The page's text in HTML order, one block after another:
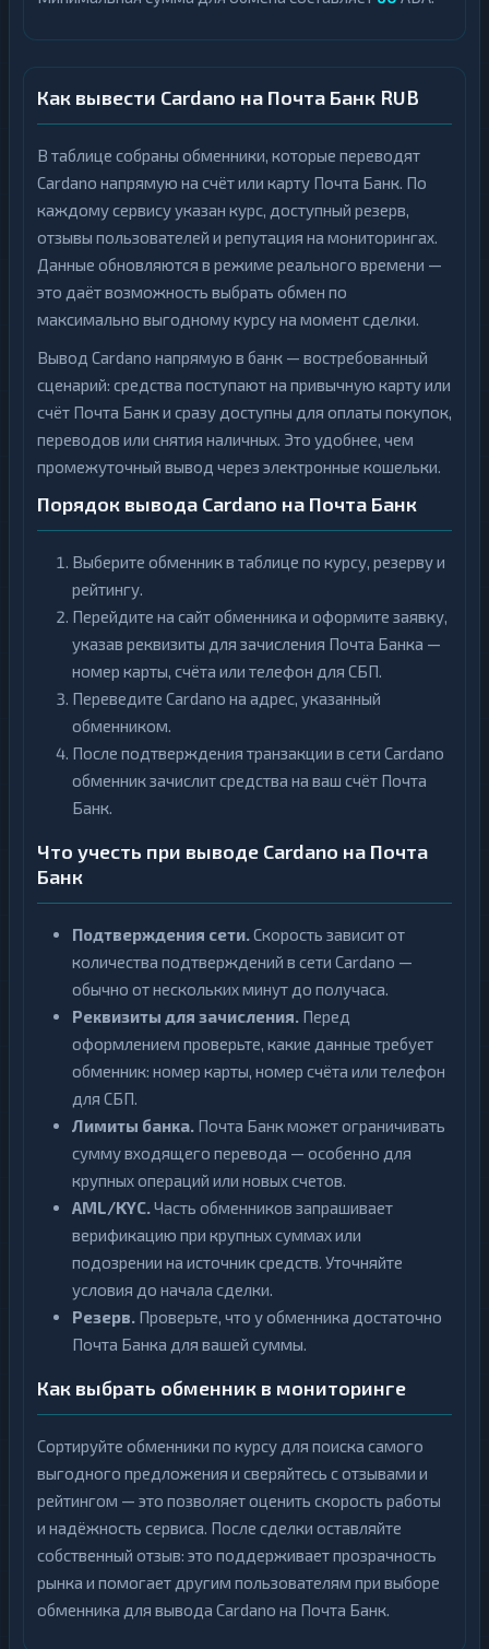
Как вывести Cardano на Почта Банк RUB
В таблице собраны обменники, которые переводят
Cardano напрямую на счёт или карту Почта Банк. По
каждому сервису указан курс, доступный резерв,
отзывы пользователей и репутация на мониторингах.
Данные обновляются в режиме реального времени —
это даёт возможность выбрать обмен по
максимально выгодному курсу на момент сделки.
Вывод Cardano напрямую в банк — востребованный
сценарий: средства поступают на привычную карту или
счёт Почта Банк и сразу доступны для оплаты покупок,
переводов или снятия наличных. Это удобнее, чем
промежуточный вывод через электронные кошельки.
Порядок вывода Cardano на Почта Банк
Выберите обменник в таблице по курсу, резерву и
рейтингу.
Перейдите на сайт обменника и оформите заявку,
указав реквизиты для зачисления Почта Банка —
номер карты, счёта или телефон для СБП.
Переведите Cardano на адрес, указанный
обменником.
После подтверждения транзакции в сети Cardano
обменник зачислит средства на ваш счёт Почта
Банк.
Что учесть при выводе Cardano на Почта
Банк
Подтверждения сети.Скорость зависит от
количества подтверждений в сети Cardano —
обычно от нескольких минут до получаса.
Реквизиты для зачисления. Перед
оформлением проверьте, какие данные требует
обменник: номер карты, номер счёта или телефон
для СБП.
Лимиты банка. Почта Банк может ограничивать
сумму входящего перевода — особенно для
крупных операций или новых счетов.
AML/KYC.Часть обменников запрашивает
верификацию при крупных суммах или
подозрении на источник средств. Уточняйте
условия до начала сделки.
Резерв. Проверьте, что у обменника достаточно
Почта Банка для вашей суммы.
Как выбрать обменник в мониторинге
Сортируйте обменники по курсу для поиска самого
выгодного предложения и сверяйтесь с отзывами и
рейтингом — это позволяет оценить скорость работы
и надёжность сервиса. После сделки оставляйте
собственный отзыв: это поддерживает прозрачность
рынка и помогает другим пользователям при выборе
обменника для вывода Cardano на Почта Банк.